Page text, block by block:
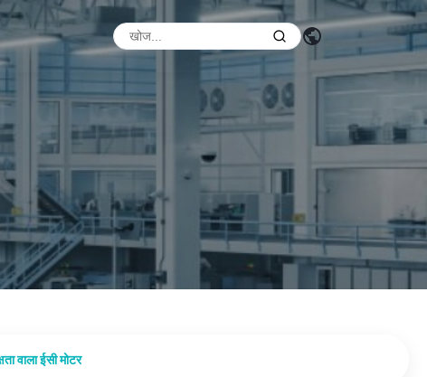
वाला ईसी मोटर